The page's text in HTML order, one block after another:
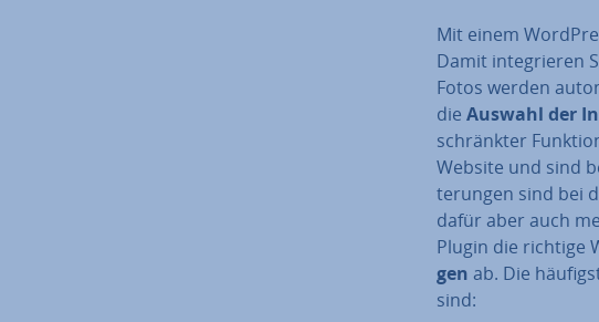
Mit einem
Damit in­te­grie­ren
Fotos werden
die Auswahl der
schränk­ter
Website und sind
te­run­gen sind bei
dafür aber auch
Plugin die richtige
gen ab. Die
sind: